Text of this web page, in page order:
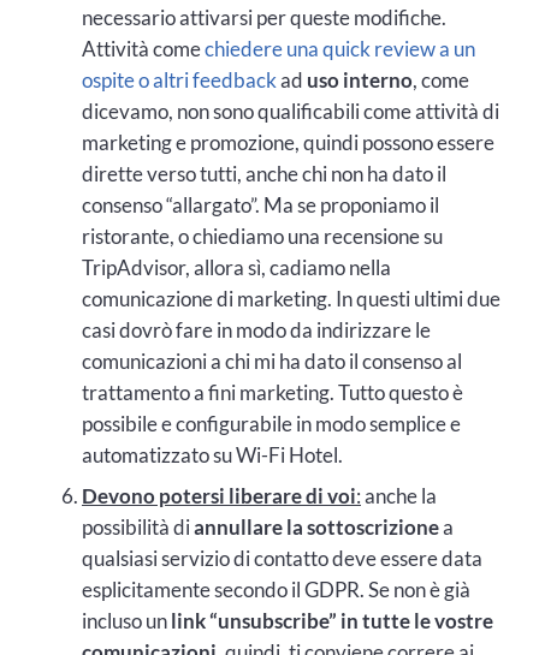
necessario attivarsi per queste modifiche.
Attività comechiedere una quick review a un
ospite o altri feedbackad uso interno, come
dicevamo, non sono qualificabili come attività di
marketing e promozione, quindi possono essere
dirette verso tutti, anche chi non ha dato il
consenso “allargato”. Ma se proponiamo il
ristorante, o chiediamo una recensione su
TripAdvisor, allora sì, cadiamo nella
comunicazione di marketing. In questi ultimi due
casi dovrò fare in modo da indirizzare le
comunicazioni a chi mi ha dato il consenso al
trattamento a fini marketing. Tutto questo è
possibile e configurabile in modo semplice e
automatizzato su Wi-Fi Hotel.
Devono potersi liberare di voi:anche la
possibilità diannullare la sottoscrizionea
qualsiasi servizio di contatto deve essere data
esplicitamente secondo il GDPR. Se non è già
incluso unlink “unsubscribe” in tutte le vostre